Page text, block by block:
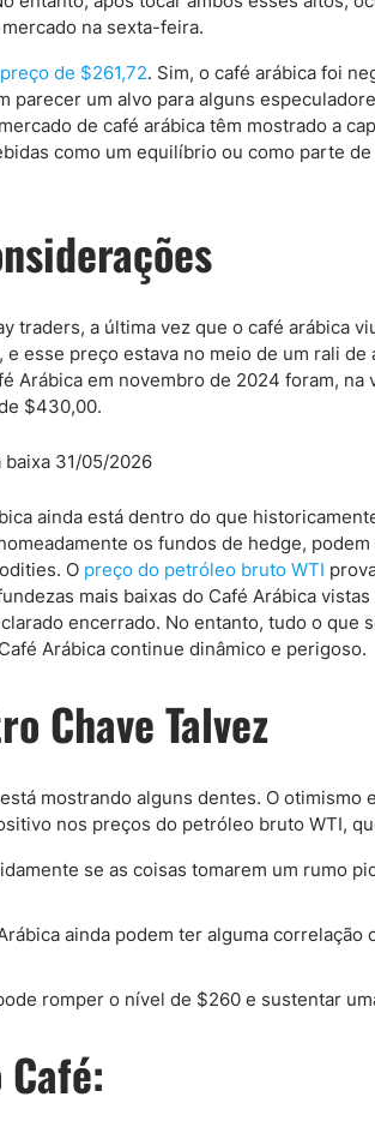
na sexta-feira.
de $261,72. Sim, o café arábica foi
parecer um alvo para alguns
de café arábica têm mostrado a
como um equilíbrio ou como parte
traders, a última vez que o café arábica
esse preço estava no meio de um rali de
Arábica em novembro de 2024 foram,
$430,00.
ainda está dentro do que
os fundos de hedge,
O preço do petróleo bruto WTI
mais baixas do Café Arábica
encerrado. No entanto, tudo o que
Arábica continue dinâmico e perigoso.
Chave Talvez
mostrando alguns dentes. O otimismo
nos preços do petróleo bruto WTI,
se as coisas tomarem um rumo
ainda podem ter alguma
romper o nível de $260 e sustentar